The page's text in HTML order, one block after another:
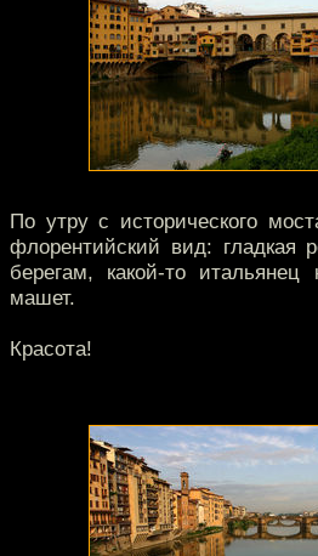
По утру с исторического
флорентийский вид: гладкая
берегам, какой-то
машет.
Красота!